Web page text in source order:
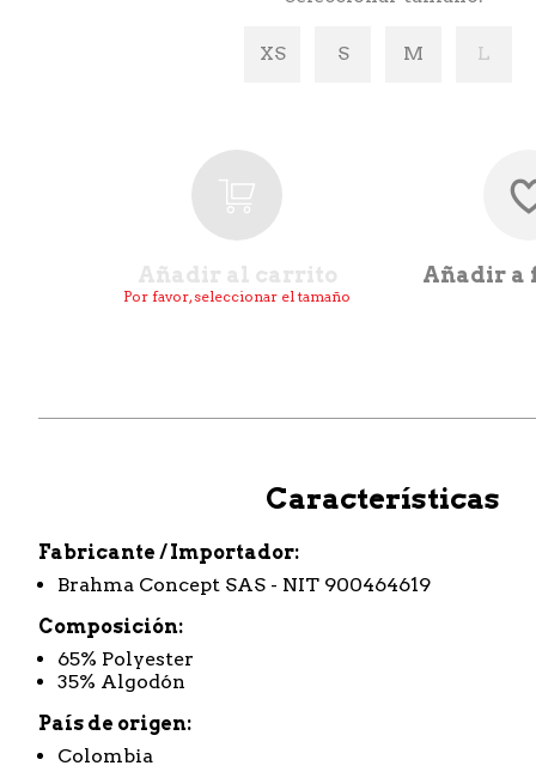
XS S M L
Añadir al carrito
Por favor, seleccionar el tamaño
Añadir a
Características
Fabricante / Importador
Brahma Concept SAS - NIT 900464619
Composición
65% Polyester
35% Algodón
País de origen
Colombia